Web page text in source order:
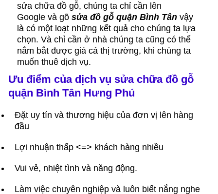
sửa chữa đồ gỗ, chúng ta chỉ cần lên
Google và gõ sửa đồ gỗ quận Bình Tân vậy
là có một loạt những kết quả cho chúng ta lựa
chọn. Và chỉ cần ở nhà chúng ta cũng có thể
nắm bắt được giá cả thị trường, khi chúng ta
muốn thuê dịch vụ.
Ưu điểm của dịch vụ sửa chữa đồ gỗ
quận Bình Tân Hưng Phú
Đặt uy tín và thương hiệu của đơn vị lên hàng
đầu
Lợi nhuận thấp <=> khách hàng nhiều
Vui vẻ, nhiệt tình và năng động.
Làm việc chuyên nghiệp và luôn biết nắng nghe